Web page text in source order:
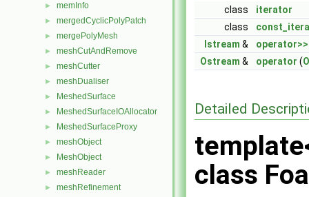
► memInfo
► mergedCyclicPolyPatch
► mergePolyMesh
► meshCutAndRemove
► meshCutter
► meshDualiser
► MeshedSurface
► MeshedSurfaceIOAllocator
► MeshedSurfaceProxy
► meshObject
► MeshObject
► meshReader
► meshRefinement
class
iterator
class
Istream & operator>>
Ostream & operator (
Detailed
class